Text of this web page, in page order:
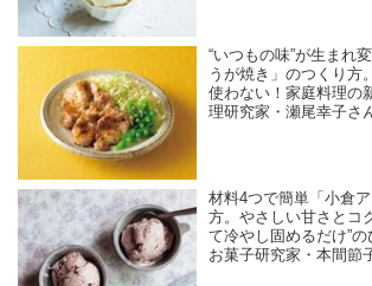
“いつもの味”が生まれ
うが焼き」のつくり方
使わない！家庭料理の
理研究家・瀬尾幸子さ
材料4つで簡単「小倉
方。やさしい甘さとコ
て冷やし固めるだけ”
お菓子研究家・本間節